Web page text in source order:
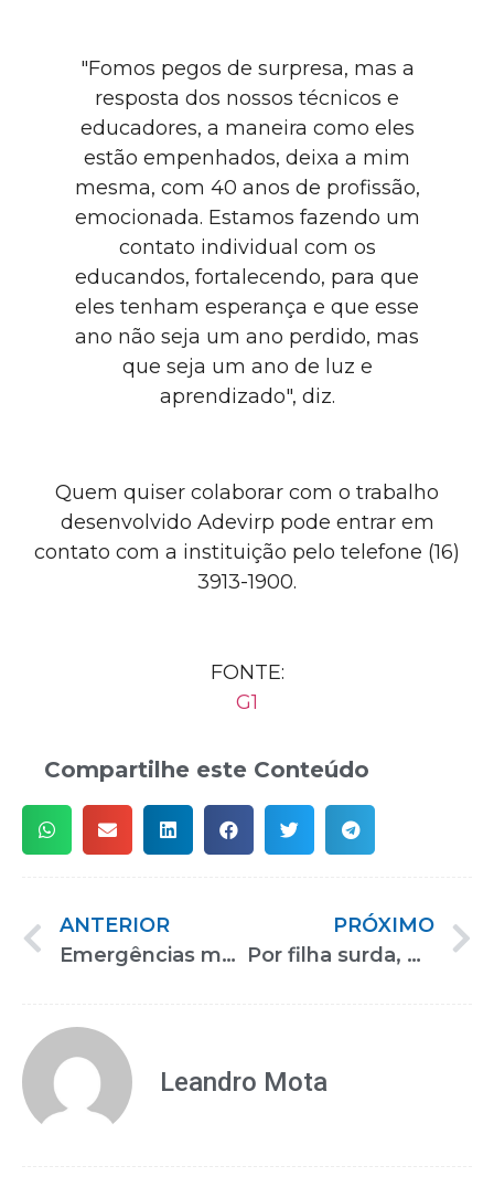
"Fomos pegos de surpresa, mas a
resposta dos nossos técnicos e
educadores, a maneira como eles
estão empenhados, deixa a mim
mesma, com 40 anos de profissão,
emocionada. Estamos fazendo um
contato individual com os
educandos, fortalecendo, para que
eles tenham esperança e que esse
ano não seja um ano perdido, mas
que seja um ano de luz e
aprendizado", diz.
Quem quiser colaborar com o trabalho
desenvolvido Adevirp pode entrar em
contato com a instituição pelo telefone (16)
3913-1900.
FONTE:
G1
Compartilhe este Conteúdo
ANTERIOR
Emergências médicas liberam motoristas de multa por rodízio
PRÓXIMO
Por filha surda, mãe faz máscara transparente: “Acharam que era pelo batom”
Leandro Mota